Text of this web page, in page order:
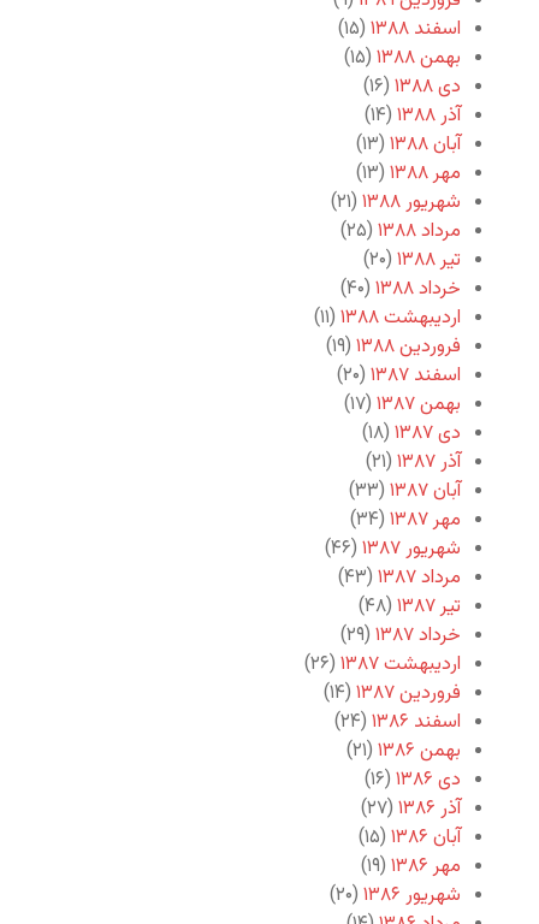
اسفند ۱۳۸۸
(۱۵)
بهمن ۱۳۸۸
(۱۵)
دی ۱۳۸۸
(۱۶)
آذر ۱۳۸۸
(۱۴)
آبان ۱۳۸۸
(۱۳)
مهر ۱۳۸۸
(۱۳)
شهریور ۱۳۸۸
(۲۱)
مرداد ۱۳۸۸
(۲۵)
تیر ۱۳۸۸
(۲۰)
خرداد ۱۳۸۸
(۴۰)
اردیبهشت ۱۳۸۸
(۱۱)
فروردین ۱۳۸۸
(۱۹)
اسفند ۱۳۸۷
(۲۰)
بهمن ۱۳۸۷
(۱۷)
دی ۱۳۸۷
(۱۸)
آذر ۱۳۸۷
(۲۱)
آبان ۱۳۸۷
(۳۳)
مهر ۱۳۸۷
(۳۴)
شهریور ۱۳۸۷
(۴۶)
مرداد ۱۳۸۷
(۴۳)
تیر ۱۳۸۷
(۴۸)
خرداد ۱۳۸۷
(۲۹)
اردیبهشت ۱۳۸۷
(۲۶)
فروردین ۱۳۸۷
(۱۴)
اسفند ۱۳۸۶
(۲۴)
بهمن ۱۳۸۶
(۲۱)
دی ۱۳۸۶
(۱۶)
آذر ۱۳۸۶
(۲۷)
آبان ۱۳۸۶
(۱۵)
مهر ۱۳۸۶
(۱۹)
شهریور ۱۳۸۶
(۲۰)